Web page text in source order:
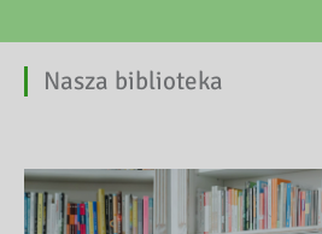
Nasza biblioteka